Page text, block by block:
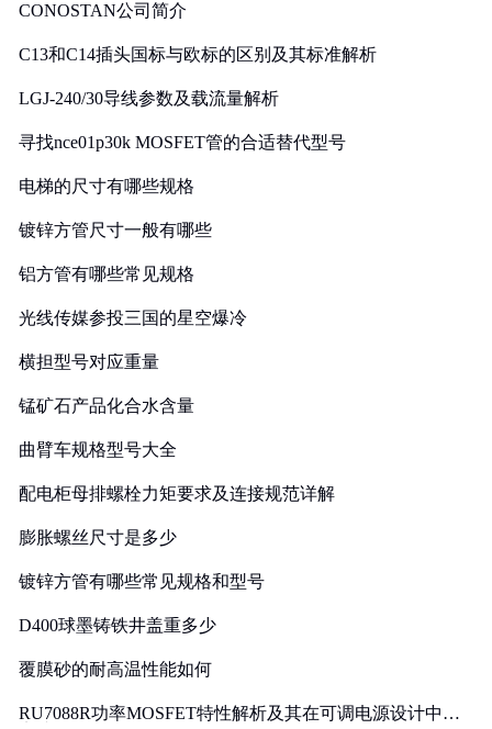
CONOSTAN公司简介
C13和C14插头国标与欧标的区别及其标准解析
LGJ-240/30导线参数及载流量解析
寻找nce01p30k MOSFET管的合适替代型号
电梯的尺寸有哪些规格
镀锌方管尺寸一般有哪些
铝方管有哪些常见规格
光线传媒参投三国的星空爆冷
横担型号对应重量
锰矿石产品化合水含量
曲臂车规格型号大全
配电柜母排螺栓力矩要求及连接规范详解
膨胀螺丝尺寸是多少
镀锌方管有哪些常见规格和型号
D400球墨铸铁井盖重多少
覆膜砂的耐高温性能如何
RU7088R功率MOSFET特性解析及其在可调电源设计中的